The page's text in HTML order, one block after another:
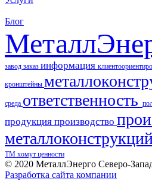
Блог
завод заказ информация
кронштейны
среда ответственность
продукция производство
ТМ хомут ценности
© 2020 МеталлЭнерго Северо-
Разработка сайта компании